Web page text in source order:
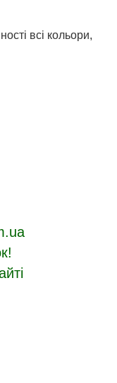
всі кольори,